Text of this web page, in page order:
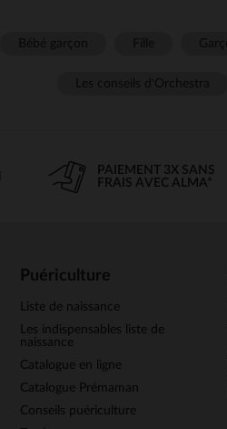
PAIEMENT 3X SANS
FRAIS AVEC ALMA*
Puériculture
Liste de naissance
Les indispensables liste de
naissance
Catalogue en ligne
Catalogue Prémaman
Conseils puériculture